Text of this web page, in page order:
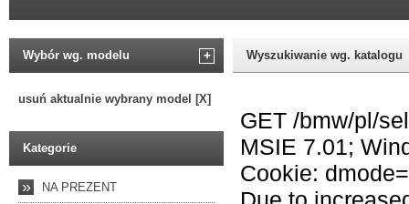
Wybór wg. modelu +
usuń aktualnie wybrany model [X]
Kategorie
» NA PREZENT
Wyszukiwanie wg. katalogu